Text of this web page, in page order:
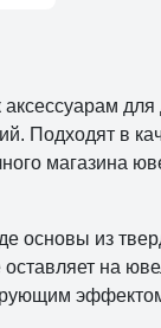
Подходят в
магазина
основы из
на